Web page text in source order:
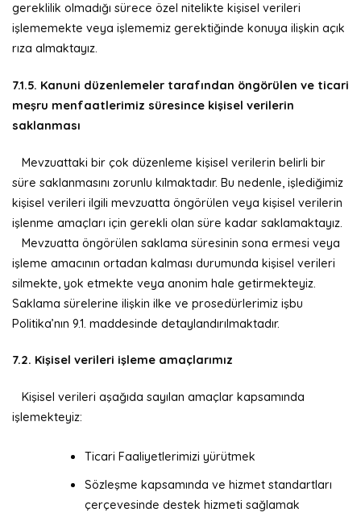
gereklilik olmadığı sürece özel nitelikte kişisel verileri
işlememekte veya işlememiz gerektiğinde konuya ilişkin açık
rıza almaktayız.
7.1.5. Kanuni düzenlemeler tarafından öngörülen ve ticari
meşru menfaatlerimiz süresince kişisel verilerin
saklanması
Mevzuattaki bir çok düzenleme kişisel verilerin belirli bir
süre saklanmasını zorunlu kılmaktadır. Bu nedenle, işlediğimiz
kişisel verileri ilgili mevzuatta öngörülen veya kişisel verilerin
işlenme amaçları için gerekli olan süre kadar saklamaktayız.
Mevzuatta öngörülen saklama süresinin sona ermesi veya
işleme amacının ortadan kalması durumunda kişisel verileri
silmekte, yok etmekte veya anonim hale getirmekteyiz.
Saklama sürelerine ilişkin ilke ve prosedürlerimiz işbu
Politika’nın 9.1. maddesinde detaylandırılmaktadır.
7.2. Kişisel verileri işleme amaçlarımız
Kişisel verileri aşağıda sayılan amaçlar kapsamında
işlemekteyiz:
Ticari Faaliyetlerimizi yürütmek
Sözleşme kapsamında ve hizmet standartları
çerçevesinde destek hizmeti sağlamak